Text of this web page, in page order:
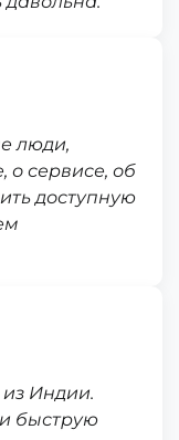
люди,
о сервисе, об
доступную
Индии.
быструю